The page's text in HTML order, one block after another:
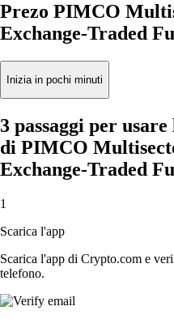
Prezo PIMCO
Exchange-Traded
Inizia in pochi minuti
3 passaggi per
di PIMCO
Exchange-Traded
1
Scarica l'app
Scarica l'app di Crypto.com e
telefono.